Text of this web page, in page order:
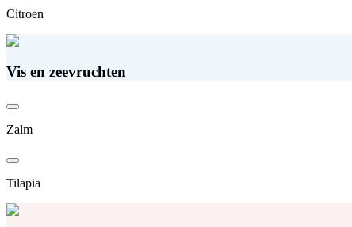
Citroen
Vis en zeevruchten
Zalm
Tilapia